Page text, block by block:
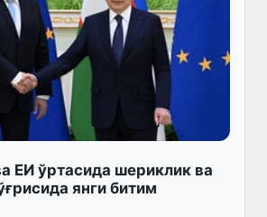
EИ ўртасида шериклик ва
янги битим